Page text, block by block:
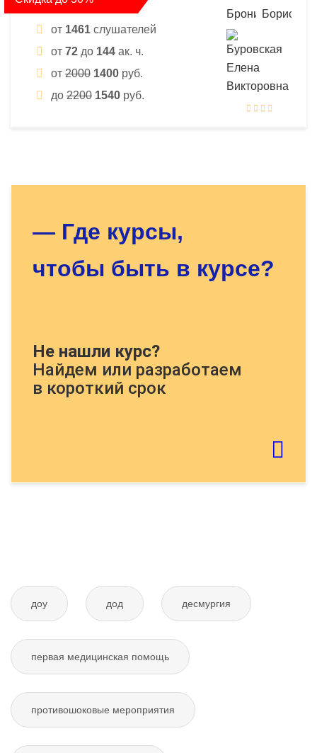
от 1461 слушателей
от 72 до 144 ак. ч.
от 2000 1400 руб.
до 2200 1540 руб.
— Где курсы,
чтобы быть в курсе?
Не нашли курс?
Найдем или разработаем
в короткий срок
доу дод десмургия
первая медицинская помощь
противошоковые мероприятия